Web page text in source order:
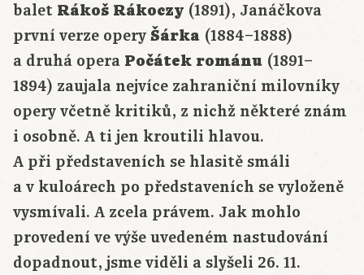
balet Rákoš Rákoczy (1891), Janáčkova
první verze operyŠárka (1884–1888)
a druhá opera Počátek románu (1891–
1894) zaujala nejvíce zahraniční milovníky
opery včetně kritiků, z nichž některé znám
i osobně. A ti jen kroutili hlavou.
A při představeních se hlasitě smáli
a v kuloárech po představeních se vyloženě
vysmívali. A zcela právem. Jak mohlo
provedení ve výše uvedeném nastudování
dopadnout, jsme viděli a slyšeli 26. 11.